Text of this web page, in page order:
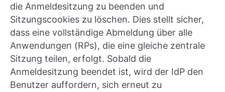
die Anmeldesitzung zu beenden und
Sitzungscookies zu löschen. Dies stellt sicher,
dass eine vollständige Abmeldung über alle
Anwendungen (RPs), die eine gleiche zentrale
Sitzung teilen, erfolgt. Sobald die
Anmeldesitzung beendet ist, wird der IdP den
Benutzer auffordern, sich erneut zu